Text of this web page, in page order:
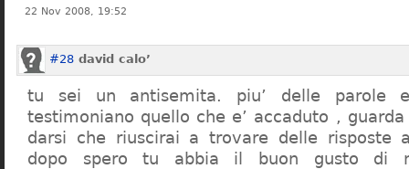
22 Nov 2008, 19:52
#28 david calo’
tu sei un antisemita. piu’ delle parole
testimoniano quello che e’ accaduto , guarda
darsi che riuscirai a trovare delle risposte
dopo spero tu abbia il buon gusto di